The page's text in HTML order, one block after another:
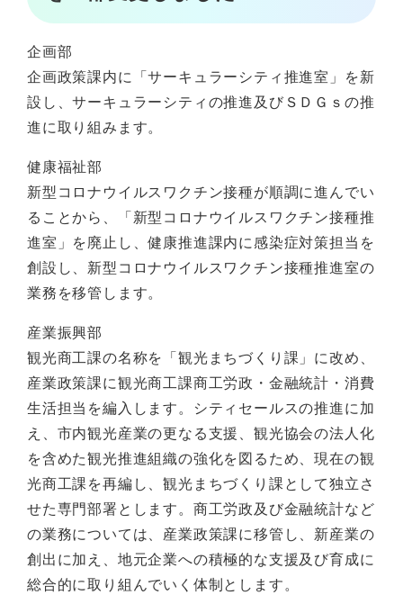
企画部
企画政策課内に「サーキュラーシティ推進室」を新
設し、サーキュラーシティの推進及びＳＤＧｓの推
進に取り組みます。
健康福祉部
新型コロナウイルスワクチン接種が順調に進んでい
ることから、「新型コロナウイルスワクチン接種推
進室」を廃止し、健康推進課内に感染症対策担当を
創設し、新型コロナウイルスワクチン接種推進室の
業務を移管します。
産業振興部
観光商工課の名称を「観光まちづくり課」に改め、
産業政策課に観光商工課商工労政・金融統計・消費
生活担当を編入します。シティセールスの推進に加
え、市内観光産業の更なる支援、観光協会の法人化
を含めた観光推進組織の強化を図るため、現在の観
光商工課を再編し、観光まちづくり課として独立さ
せた専門部署とします。商工労政及び金融統計など
の業務については、産業政策課に移管し、新産業の
創出に加え、地元企業への積極的な支援及び育成に
総合的に取り組んでいく体制とします。